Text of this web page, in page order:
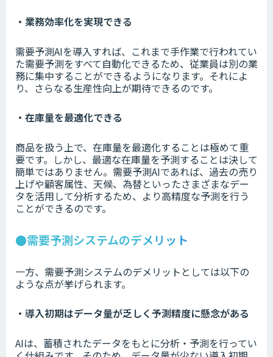
・業務効率化を実現できる
需要予測AIを導入すれば、これまで手作業で行われてい
た需要予測をすべて自動化できるため、従業員は別の業
務に集中することができるようになります。それによ
り、さらなる生産性向上が期待できるのです。
・在庫量を最適化できる
商品を扱う上で、在庫量を最適化することは極めて重
要です。しかし、最適な在庫量を予測することは決して
簡単ではありません。需要予測AIであれば、過去の売り
上げや顧客属性、天候、為替といったさまざまなデー
タを活用して分析するため、より高精度な予測を行う
ことができるのです。
●需要予測システムのデメリット
一方、需要予測システムのデメリットとしては以下の
ような点が挙げられます。
・導入初期はデータ量が乏しく予測精度に懸念がある
AIは、蓄積されたデータをもとに分析・予測を行ってい